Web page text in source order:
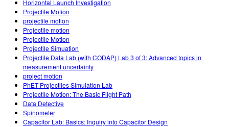
Horizontal Launch Investigation
Projectile Motion
projectile motion
Projectile motion
Projectile Motion
Projectile Simuation
Projectile Data Lab (with CODAP) Lab 3 of 3: Advanced topics in
measurement uncertainty
project motion
PhET Projectiles Simulation Lab
Projectile Motion: The Basic Flight Path
Data Detective
Spinometer
Capacitor Lab: Basics: Inquiry into Capacitor Design